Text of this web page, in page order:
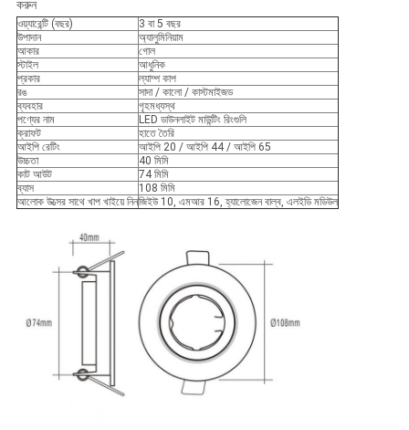
করুন
ওয়্যারেন্টি (বছর)
3 বা 5 বছর
উপাদান
অ্যালুমিনিয়াম
আকার
গোল
স্টাইল
আধুনিক
প্রকার
ল্যাম্প কাপ
রঙ
সাদা / কালো / কাস্টমাইজড
ব্যবহার
গৃহমধ্যস্থ
পণ্যের নাম
LED ডাউনলাইট মাউন্টিং রিংগুলি
ক্রাফট
হাতে তৈরি
আইপি রেটিং
আইপি 20 / আইপি 44 / আইপি 65
উচ্চতা
40 মিমি
কাট আউট
74 মিমি
ব্যাস
108 মিমি
আলোক উত্সের সাথে খাপ খাইয়ে নিনজিইউ 10, এমআর 16, হ্যালোজেন বাল্ব, এলইডি মডিউল